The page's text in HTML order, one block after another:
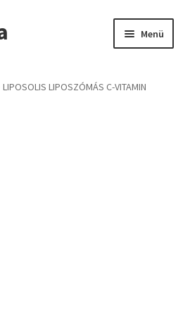
Menü
LIPOSOLIS LIPOSZÓMÁS C-VITAMIN